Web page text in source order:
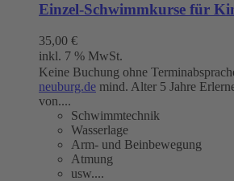
Einzel-Schwimmkurse für
35,00 €
inkl. 7 % MwSt.
Keine Buchung ohne
neuburg.de mind. Alter 5 Jahre
von....
Schwimmtechnik
Wasserlage
Arm- und Beinbewegung
Atmung
usw....